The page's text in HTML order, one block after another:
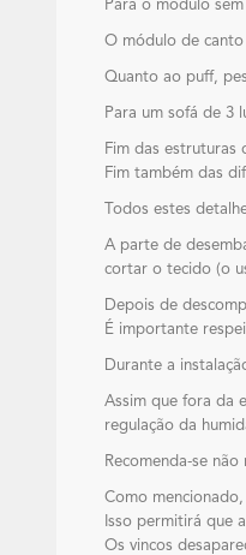
Para o módulo
O módulo de canto
Quanto ao puff,
Para um sofá de 3
Fim das
Fim também das
Todos estes
A parte de
cortar o tecido (o
Depois de
É importante
Durante a
Assim que fora da
regulação da
Recomenda-se
Como
Isso permitirá que
Os vincos